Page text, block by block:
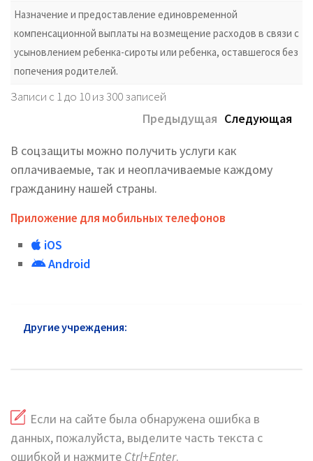
Назначение и предоставление единовременной
компенсационной выплаты на возмещение расходов в связи с
усыновлением ребенка-сироты или ребенка, оставшегося без
попечения родителей.
Записи с 1 до 10 из 300 записей
Предыдущая Следующая
В соцзащиты можно получить услуги как
оплачиваемые, так и неоплачиваемые каждому
гражданину нашей страны.
Приложение для мобильных телефонов
iOS
Android
Другие учреждения:
Если на сайте была обнаружена ошибка в
данных, пожалуйста, выделите часть текста с
ошибкой и нажмите Ctrl+Enter.